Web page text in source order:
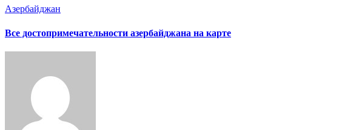
Азербайджан
Все достопримечательности азербайджана на карте